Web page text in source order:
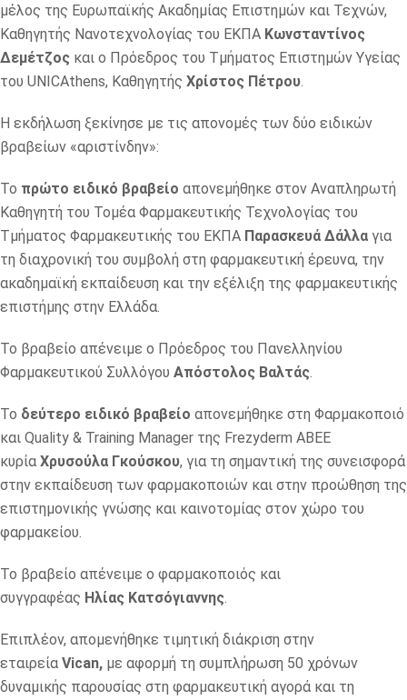
μέλος της Ευρωπαϊκής Ακαδημίας Επιστημών και Τεχνών,
Καθηγητής Νανοτεχνολογίας του ΕΚΠΑ Κωνσταντίνος
Δεμέτζος και ο Πρόεδρος του Τμήματος Επιστημών Υγείας
του UNICAthens, Καθηγητής Χρίστος Πέτρου
Η εκδήλωση ξεκίνησε με τις απονομές των δύο ειδικών
βραβείων «αριστίνδην»:
Το πρώτο ειδικό βραβείο απονεμήθηκε στον Αναπληρωτή
Καθηγητή του Τομέα Φαρμακευτικής Τεχνολογίας του
Τμήματος Φαρμακευτικής του ΕΚΠΑ Παρασκευά Δάλλα για
τη διαχρονική του συμβολή στη φαρμακευτική έρευνα, την
ακαδημαϊκή εκπαίδευση και την εξέλιξη της φαρμακευτικής
επιστήμης στην Ελλάδα.
Το βραβείο απένειμε ο Πρόεδρος του Πανελληνίου
Φαρμακευτικού Συλλόγου Απόστολος Βαλτάς
Το δεύτερο ειδικό βραβείο απονεμήθηκε στη Φαρμακοποιό
και Quality & Training Manager της Frezyderm ABEE
κυρία Χρυσούλα Γκούσκου, για τη σημαντική της συνεισφορά
στην εκπαίδευση των φαρμακοποιών και στην προώθηση της
επιστημονικής γνώσης και καινοτομίας στον χώρο του
φαρμακείου.
Το βραβείο απένειμε ο φαρμακοποιός και
συγγραφέας Ηλίας Κατσόγιαννης
Επιπλέον, απομενήθηκε τιμητική διάκριση στην
εταιρεία Vican, με αφορμή τη συμπλήρωση 50 χρόνων
δυναμικής παρουσίας στη φαρμακευτική αγορά και τη